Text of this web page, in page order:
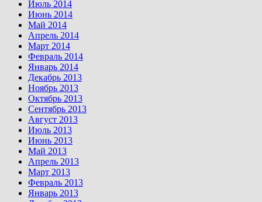
Июль 2014
Июнь 2014
Май 2014
Апрель 2014
Март 2014
Февраль 2014
Январь 2014
Декабрь 2013
Ноябрь 2013
Октябрь 2013
Сентябрь 2013
Август 2013
Июль 2013
Июнь 2013
Май 2013
Апрель 2013
Март 2013
Февраль 2013
Январь 2013